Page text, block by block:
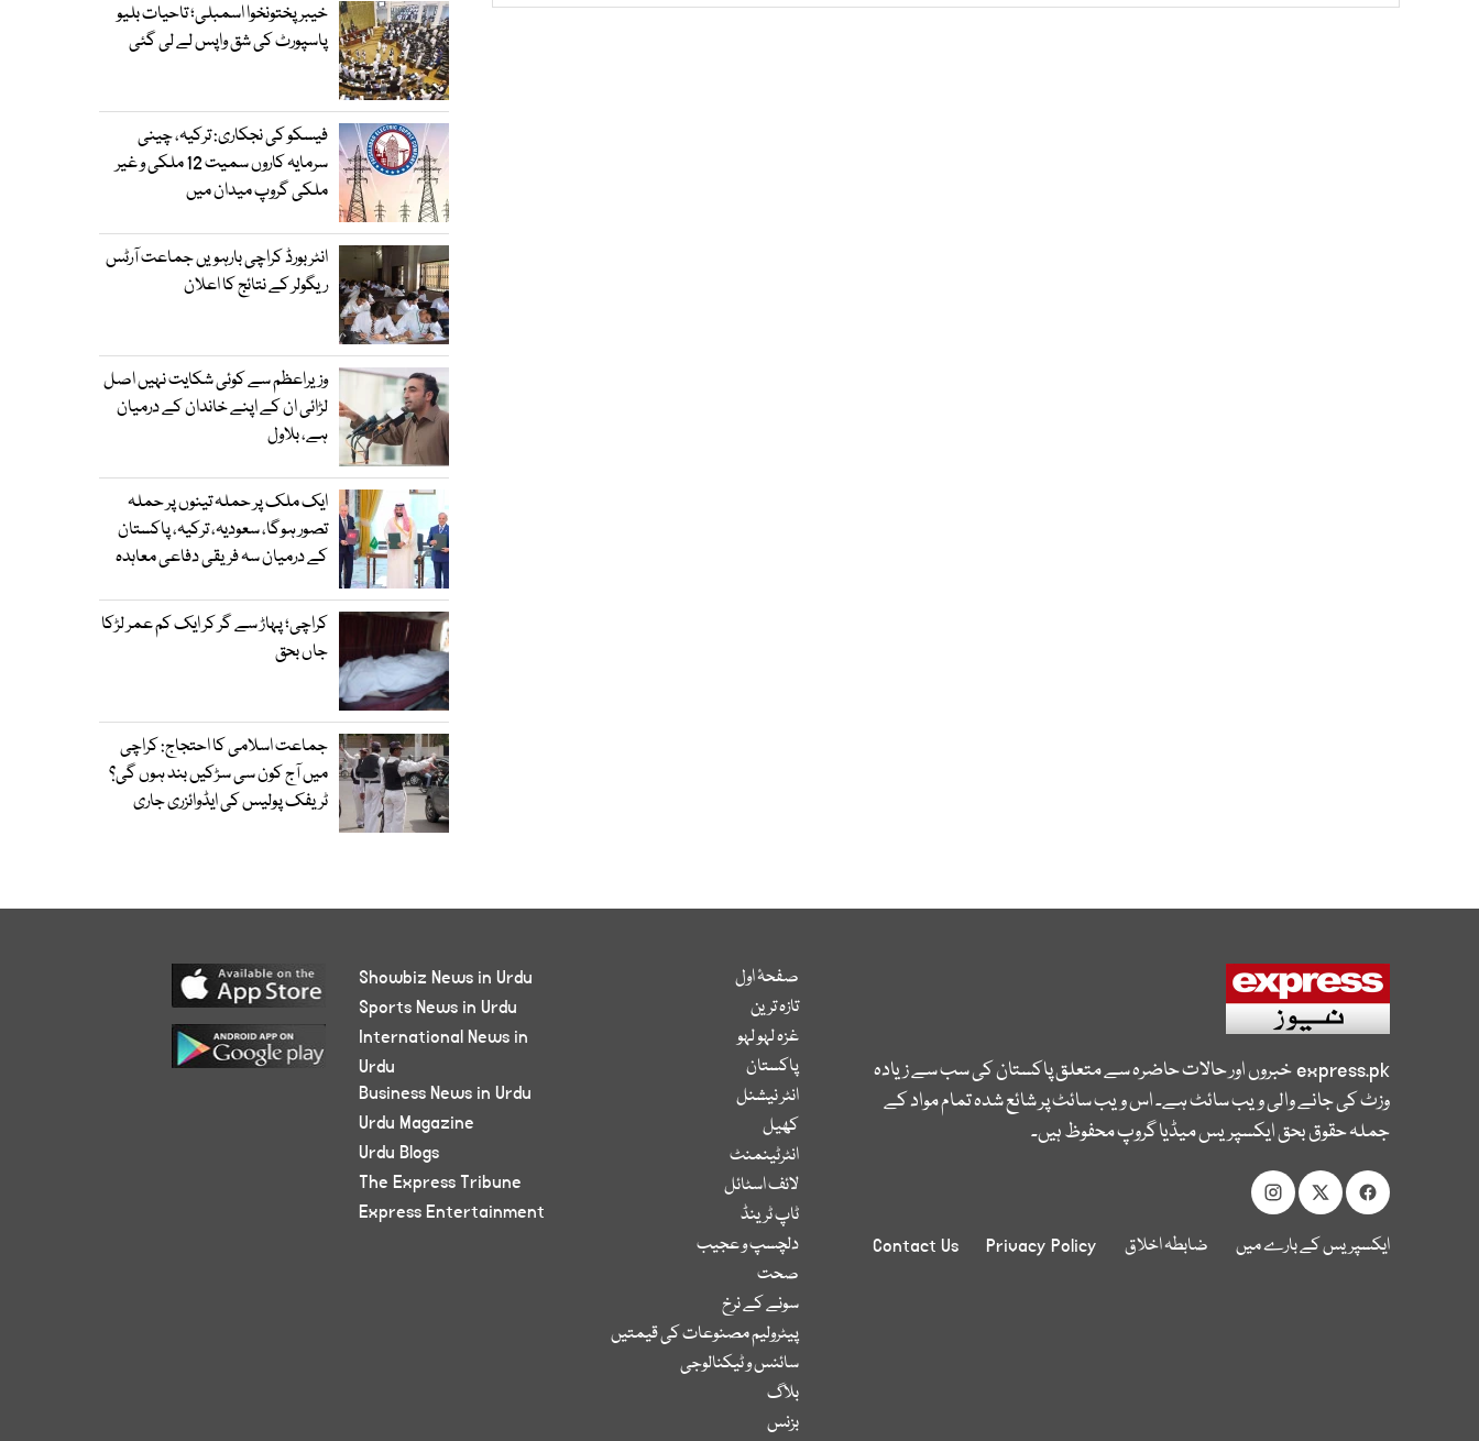
خیبرپختونخوا اسمبلی؛ تاحیات بلیو
پاسپورٹ کی شق واپس لے لی گئی
فیسکو کی نجکاری: ترکیہ، چینی
سرمایہ کاروں سمیت 12 ملکی و غیر
ملکی گروپ میدان میں
انٹر بورڈ کراچی بارہویں جماعت آرٹس
ریگولر کے نتائج کا اعلان
وزیراعظم سے کوئی شکایت نہیں اصل
لڑائی ان کے اپنے خاندان کے درمیان
ہے، بلاول
ایک ملک پر حملہ تینوں پر حملہ
تصور ہوگا، سعودیہ، ترکیہ، پاکستان
کے درمیان سہ فریقی دفاعی معاہدہ
کراچی؛ پہاڑ سے گر کر ایک کم عمر لڑکا
جاں بحق
جماعت اسلامی کا احتجاج: کراچی
میں آج کون سی سڑکیں بند ہوں گی؟
ٹریفک پولیس کی ایڈوائزری جاری
express.pkخبروں اور حالات حاضرہ سے متعلق پاکستان کی سب سے زیادہ
وزٹ کی جانے والی ویب سائٹ ہے۔ اس ویب سائٹ پر شائع شدہ تمام مواد کے
جملہ حقوق بحق ایکسپریس میڈیا گروپ محفوظ ہیں۔
ایکسپریس کے بارے میں ضابطہ اخلاق Privacy Policy
Contact Us
صفحۂ اول
تازہ ترین
غزہ لہو لہو
پاکستان
انٹر نیشنل
کھیل
انٹرٹینمنٹ
لائف اسٹائل
ٹاپ ٹرینڈ
دلچسپ و عجیب
صحت
سونے کے نرخ
پیٹرولیم مصنوعات کی قیمتیں
سائنس و ٹیکنالوجی
بلاگ
بزنس
Showbiz News in Urdu
Sports News in Urdu
International News in
Urdu
Business News in Urdu
Urdu Magazine
Urdu Blogs
The Express Tribune
Express Entertainment